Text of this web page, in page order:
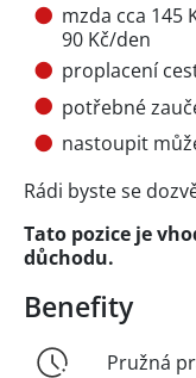
mzda cca 145
90 Kč/den
proplacení
potřebné
nastoupit
Rádi byste se
Tato pozice je
důchodu.
Benefity
Pružná